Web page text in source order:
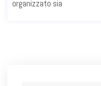
organizzato sia